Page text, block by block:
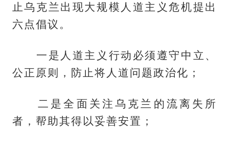
止乌克兰出现大规模人道主义危机提出
六点倡议。
一是人道主义行动必须遵守中立、
公正原则，防止将人道问题政治化；
二是全面关注乌克兰的流离失所
者，帮助其得以妥善安置；